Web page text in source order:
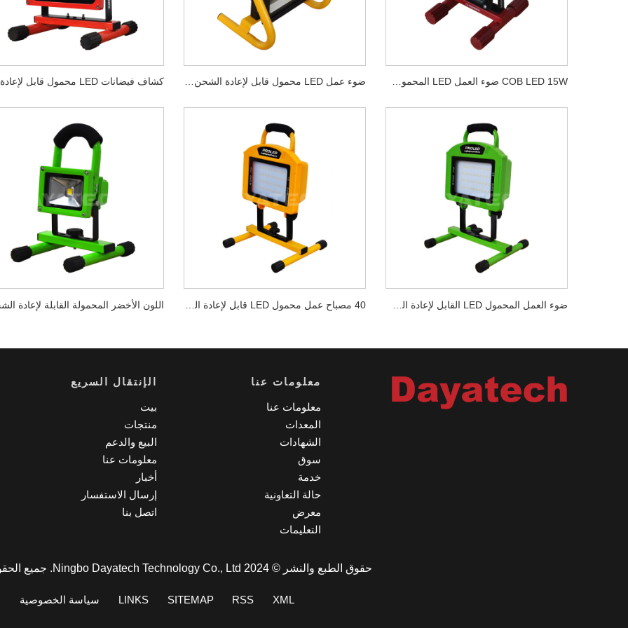
ضوء عمل LED محمول قابل لإعادة الشحن 20 وات COB LED 15W ضوء العمل LED المحمول القابل لإعادة الشحن
معلومات عنا
معلومات عنا
المعدات
الشهادات
سوق
خدمة
حالة التعاونية
معرض
التعليمات
الإنتقال السريع
بيت
منتجات
البيع والدعم
معلومات عنا
أخبار
إرسال الاستفسار
اتصل بنا
حقوق الطبع والنشر © 2024 Ningbo Dayatech Technology Co., Ltd. جميع الحقوق محفوظة.
LINKS SITEMAP RSS XML سياسة الخصوصية